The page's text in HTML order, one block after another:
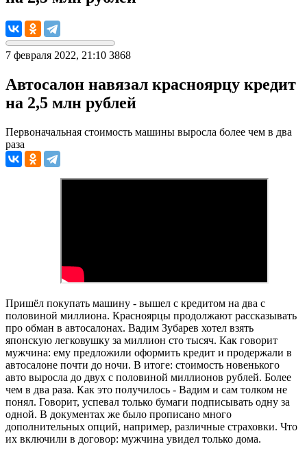
7 февраля 2022, 21:10 3868
Автосалон навязал красноярцу кредит
на 2,5 млн рублей
Первоначальная стоимость машины выросла более чем в два
раза
Пришёл покупать машину - вышел с кредитом на два с
половиной миллиона. Красноярцы продолжают рассказывать
про обман в автосалонах. Вадим Зубарев хотел взять
японскую легковушку за миллион сто тысяч. Как говорит
мужчина: ему предложили оформить кредит и продержали в
автосалоне почти до ночи. В итоге: стоимость новенького
авто выросла до двух с половиной миллионов рублей. Более
чем в два раза. Как это получилось - Вадим и сам толком не
понял. Говорит, успевал только бумаги подписывать одну за
одной. В документах же было прописано много
дополнительных опций, например, различные страховки. Что
их включили в договор: мужчина увидел только дома.